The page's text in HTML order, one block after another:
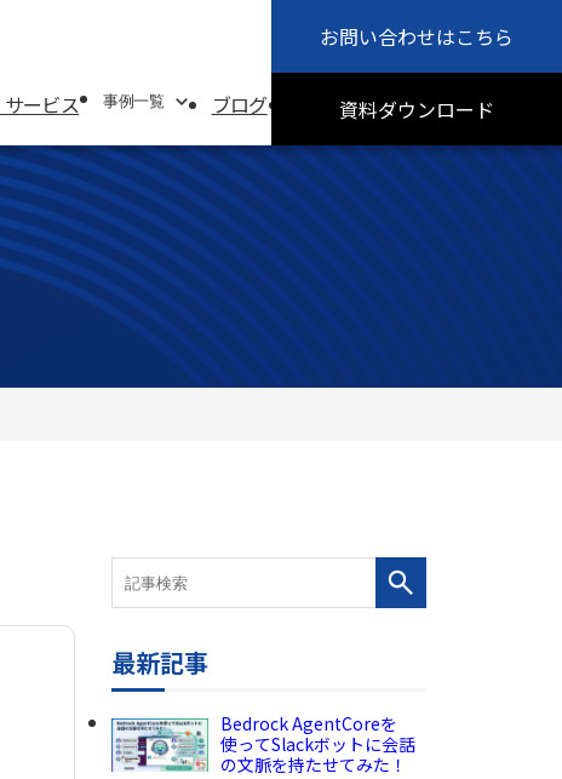
会社概要 お知らせ
ービス 事例一覧
事例一覧
システムソリューション事例
オフィスソリューション事例
ブログ 採用情報 サステナビリティ
お問い合わせはこちら
資料ダウンロード
最新記事
Bedrock AgentCoreを
使ってSlackボットに会話
の文脈を持たせてみた！